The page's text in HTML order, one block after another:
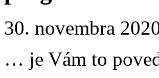
30. novembra
… je Vám to